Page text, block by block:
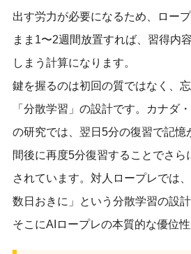
出す労力が必要になるため、ロー
まま1〜2週間放置すれば、習得内
しまう計算になります。
鍵を握るのは初回の質ではなく、
「分散学習」の設計です。カナダ
の研究では、翌日5分の復習で記憶
間後に再度5分復習することでさ
されています。対人ロープレでは
数日おきに」という分散学習の設
そこにAIロープレの本質的な優位性